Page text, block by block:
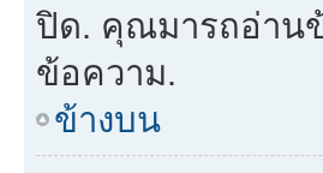
ปิด. คุณมารถอ่าน
ข้อความ.
ข้างบน